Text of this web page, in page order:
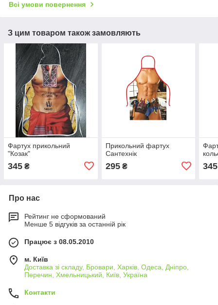
Всі умови повернення
З цим товаром також замовляють
Фартух прикольний
"Козак"
345 ₴
Прикольний фартух
Сантехнік
295₴ 345
Про нас
Рейтинг не сформований
Менше 5 відгуків за останній рік
Працює з 08.05.2010
м. Київ
Доставка зі складу, Бровари, Харків, Одеса, Дніпро,
Перечин, Хмельницький, Київ, Україна
Контакти